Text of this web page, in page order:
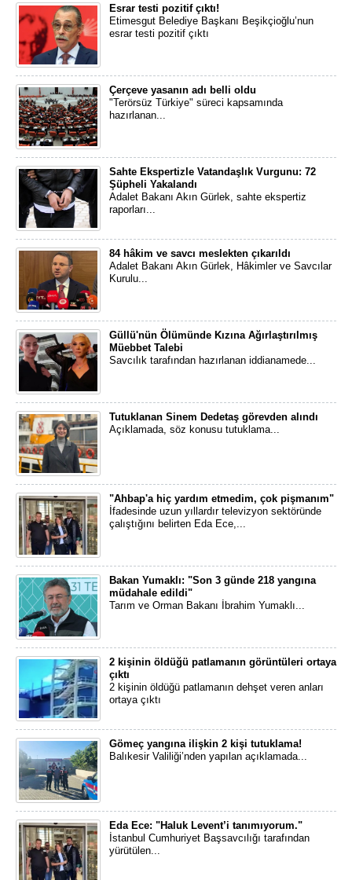
Esrar testi pozitif çıktı!
Etimesgut Belediye Başkanı Beşikçioğlu’nun
esrar testi pozitif çıktı
Çerçeve yasanın adı belli oldu
"Terörsüz Türkiye" süreci kapsamında
hazırlanan...
Sahte Ekspertizle Vatandaşlık Vurgunu: 72
Şüpheli Yakalandı
Adalet Bakanı Akın Gürlek, sahte ekspertiz
raporları...
84 hâkim ve savcı meslekten çıkarıldı
Adalet Bakanı Akın Gürlek, Hâkimler ve Savcılar
Kurulu...
Güllü'nün Ölümünde Kızına Ağırlaştırılmış
Müebbet Talebi
Savcılık tarafından hazırlanan iddianamede...
Tutuklanan Sinem Dedetaş görevden alındı
Açıklamada, söz konusu tutuklama...
"Ahbap'a hiç yardım etmedim, çok pişmanım"
İfadesinde uzun yıllardır televizyon sektöründe
çalıştığını belirten Eda Ece,...
Bakan Yumaklı: "Son 3 günde 218 yangına
müdahale edildi"
Tarım ve Orman Bakanı İbrahim Yumaklı...
2 kişinin öldüğü patlamanın görüntüleri ortaya
çıktı
2 kişinin öldüğü patlamanın dehşet veren anları
ortaya çıktı
Gömeç yangına ilişkin 2 kişi tutuklama!
Balıkesir Valiliği’nden yapılan açıklamada...
Eda Ece: "Haluk Levent’i tanımıyorum."
İstanbul Cumhuriyet Başsavcılığı tarafından
yürütülen...